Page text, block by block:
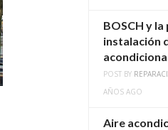
BOSCH y
instalación
POST BY
AÑOS AGO
Aire